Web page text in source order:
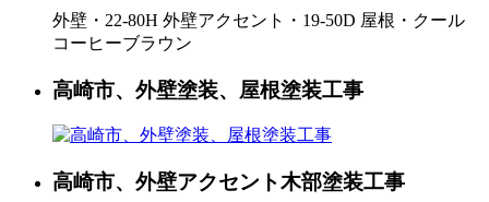
外壁・22-80H 外壁アクセント・19-50D 屋根・クール
コーヒーブラウン
高崎市、外壁塗装、屋根塗装工事
高崎市、外壁アクセント木部塗装工事